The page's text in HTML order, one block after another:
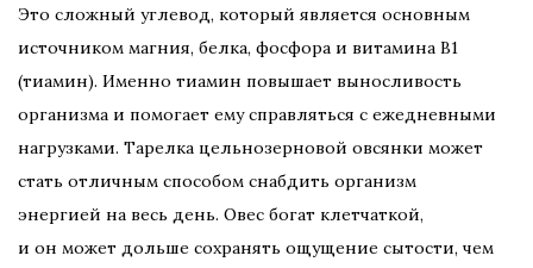
Это сложный углевод, который является основным
источником магния, белка, фосфора и витамина В1
(тиамин). Именно тиамин повышает выносливость
организма и помогает ему справляться с ежедневными
нагрузками. Тарелка цельнозерновой овсянки может
стать отличным способом снабдить организм
энергией на весь день. Овес богат клетчаткой,
и он может дольше сохранять ощущение сытости, чем